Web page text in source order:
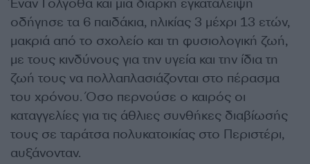
Έναν Γολγοθά και μια διαρκή εγκατάλειψη
οδήγησε τα 6 παιδάκια, ηλικίας 3 μέχρι 13 ετών,
μακριά από το σχολείο και τη φυσιολογική ζωή,
με τους κινδύνους για την υγεία και την ίδια τη
ζωή τους να πολλαπλασιάζονται στο πέρασμα
του χρόνου. Όσο περνούσε ο καιρός οι
καταγγελίες για τις άθλιες συνθήκες διαβίωσής
τους σε ταράτσα πολυκατοικίας στο Περιστέρι,
αυξάνονταν.